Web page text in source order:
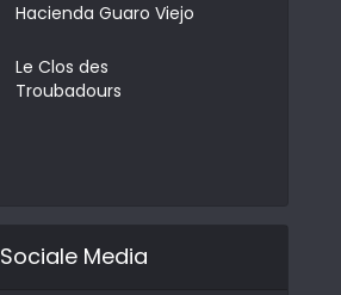
Hacienda Guaro Viejo
Le Clos des
Troubadours
Sociale Media